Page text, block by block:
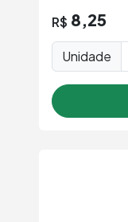
R$ 8,25
Unidade